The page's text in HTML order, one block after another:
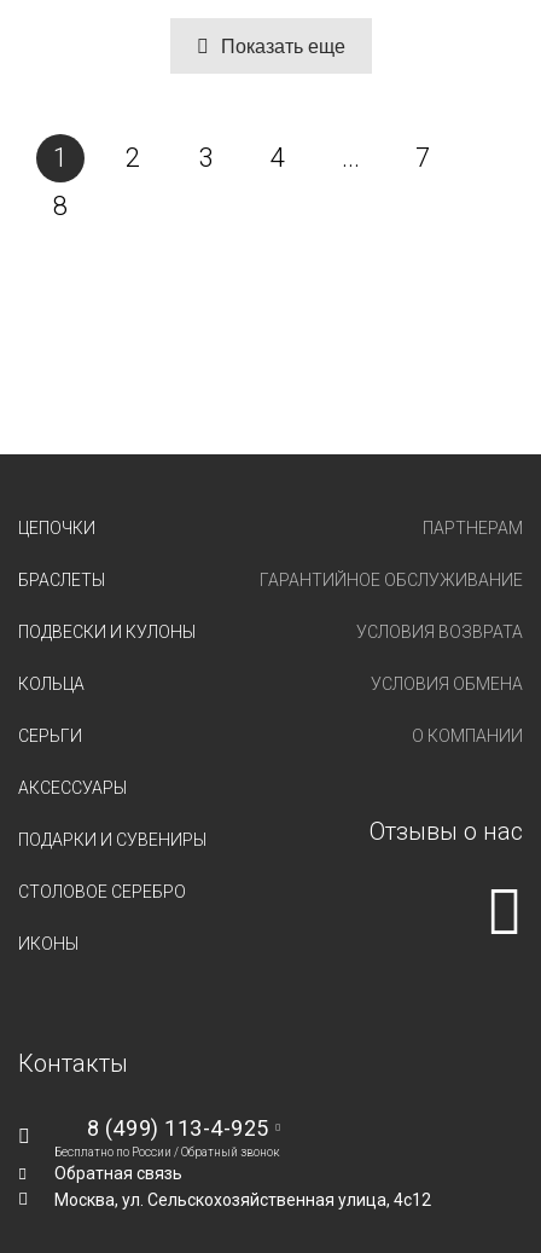
Показать еще
1 2 3 4 ...
7
8
ЦЕПОЧКИ
БРАСЛЕТЫ
ПОДВЕСКИ И КУЛОНЫ
КОЛЬЦА
СЕРЬГИ
АКСЕССУАРЫ
ПОДАРКИ И СУВЕНИРЫ
СТОЛОВОЕ СЕРЕБРО
ИКОНЫ
ПАРТНЕРАМ
ГАРАНТИЙНОЕ ОБСЛУЖИВАНИЕ
УСЛОВИЯ ВОЗВРАТА
УСЛОВИЯ ОБМЕНА
О КОМПАНИИ
Отзывы о нас
Контакты
8 (499) 113-4-925
Бесплатно по России /Обратный звонок
Обратная связь
Москва, ул. Сельскохозяйственная улица, 4с12